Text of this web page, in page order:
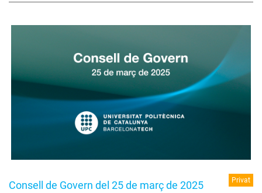
Consell de Govern del 25 de març de 2025 Privat